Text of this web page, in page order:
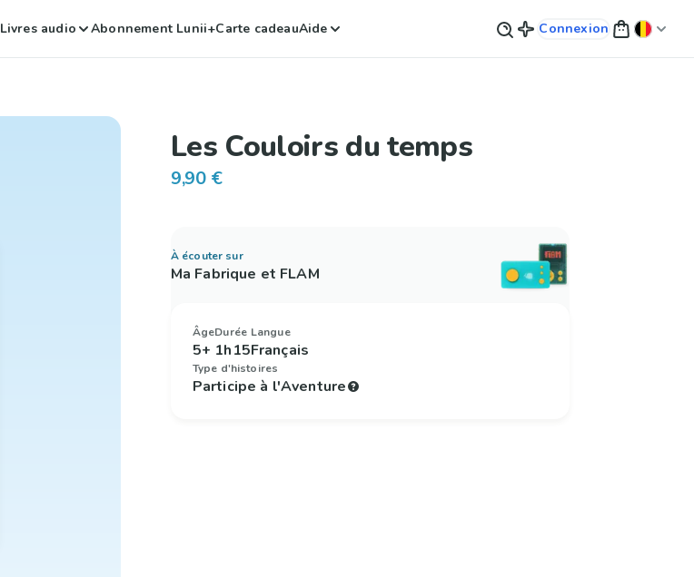
Livres audio Abonnement Lunii+Carte cadeauAide Connexion
Les Couloirs du temps
9,90 €
À écouter sur
Ma Fabrique et FLAM
Âge
5+
Durée
1h15
Langue
Français
Type d'histoires
Participe à l'Aventure